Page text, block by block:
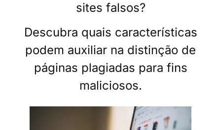
sites falsos?
Descubra quais características
podem auxiliar na distinção de
páginas plagiadas para fins
maliciosos.